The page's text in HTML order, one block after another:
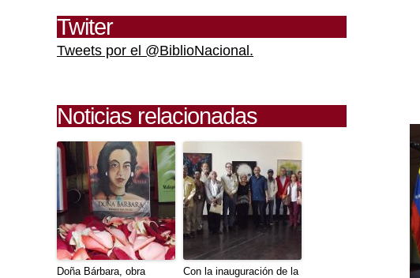
Twiter
Tweets por el @BiblioNacional.
Noticias relacionadas
Doña Bárbara, obra
Con la inauguración de la